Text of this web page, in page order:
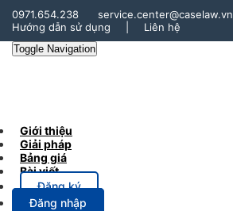
0971.654.238
service.center@caselaw.vn
Hướng dẫn sử dụng
Liên hệ
Toggle Navigation
Giới thiệu
Giải pháp
Bảng giá
Bài viết
Đăng ký
Đăng nhập